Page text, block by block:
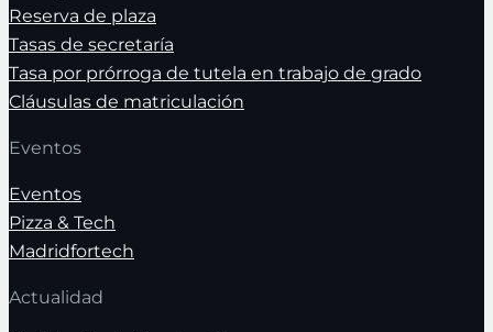
Reserva de plaza
Tasas de secretaría
Tasa por prórroga de tutela en trabajo de grado
Cláusulas de matriculación
Eventos
Eventos
Pizza & Tech
Madridfortech
Actualidad